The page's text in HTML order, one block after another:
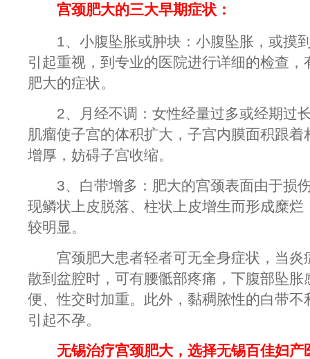
宫颈肥大的三大早期症状：
1、小腹坠胀或肿块：小腹坠胀，或摸
引起重视，到专业的医院进行详细的检查，
肥大的症状。
2、月经不调：女性经量过多或经期过
肌瘤使子宫的体积扩大，子宫内膜面积跟着
增厚，妨碍子宫收缩。
3、白带增多：肥大的宫颈表面由于损
现鳞状上皮脱落、柱状上皮增生而形成糜烂
较明显。
宫颈肥大患者轻者可无全身症状，当炎
散到盆腔时，可有腰骶部疼痛，下腹部坠胀
便、性交时加重。此外，黏稠脓性的白带不
引起不孕。
无锡治疗宫颈肥大，选择无锡百佳妇产